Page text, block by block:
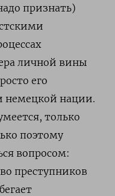
признать)
личной вины
его
немецкой нации.
только
поэтому
вопросом:
преступников